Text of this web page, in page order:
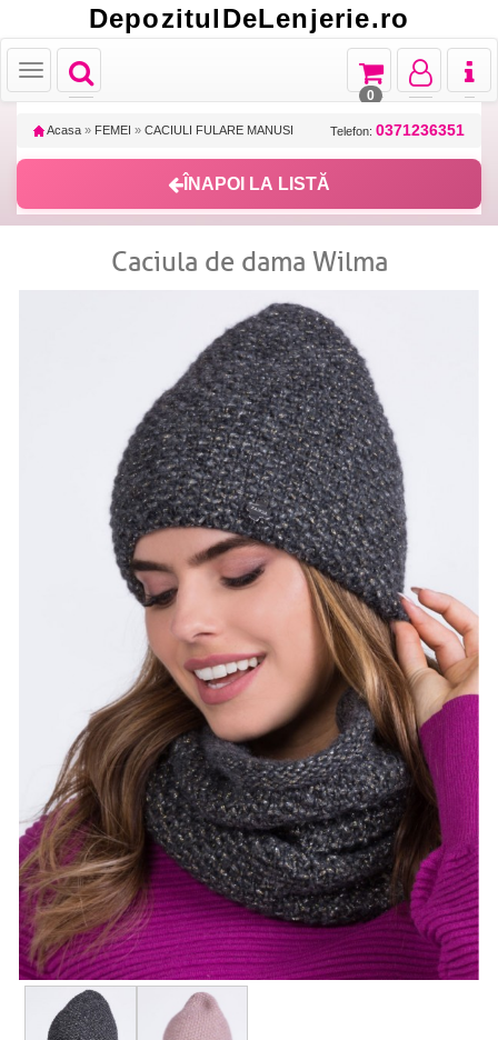
DepozitulDeLenjerie.ro
Toggle
navigation
Toggle
Toggle
navigation
Toggle
navigation
Toggle
navigation
0
Acasa » FEMEI » CACIULI FULARE MANUSI Telefon: 0371236351
ÎNAPOI LA LISTĂ
Caciula de dama Wilma